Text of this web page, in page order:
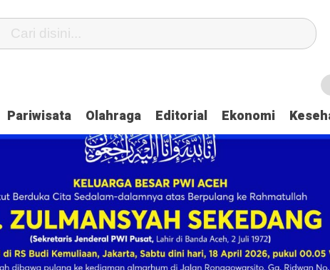
Pariwisata Olahraga Editorial Ekonomi
Dua Oknum Anggota Polda Aceh Ditangkap, Ini Kasusnya Saat Proses